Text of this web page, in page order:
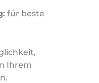
für beste
Ihrem